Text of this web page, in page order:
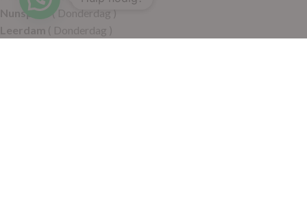
Nunspeet ( Donderdag )
Leerdam
( Donderdag )